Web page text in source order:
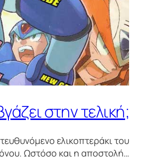
στην τελική;
ελικοπτεράκι του
Ωστόσο και η αποστολή…